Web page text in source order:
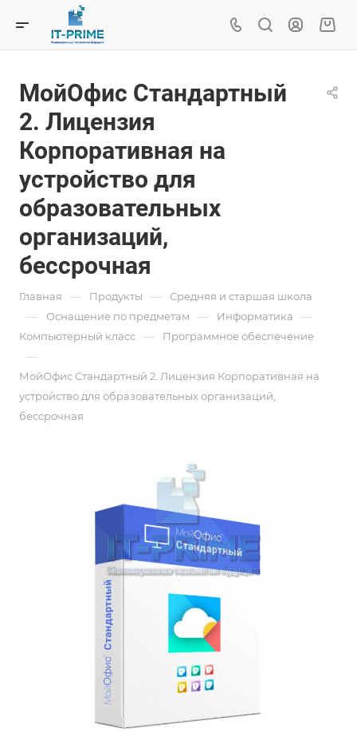
МойОфис Стандартный
2. Лицензия
Корпоративная на
устройство для
образовательных
организаций,
бессрочная
Главная — Продукты — Средняя и старшая школа
— Oснащение по предметам — Информатика —
Компьютерный класс — Программное обеспечение
—
МойОфис Стандартный 2. Лицензия Корпоративная на
устройство для образовательных организаций,
бессрочная